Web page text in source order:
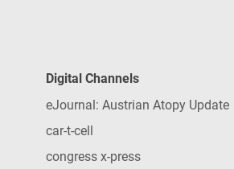
Digital Channels
eJournal: Austrian Atopy Update
car-t-cell
congress x-press